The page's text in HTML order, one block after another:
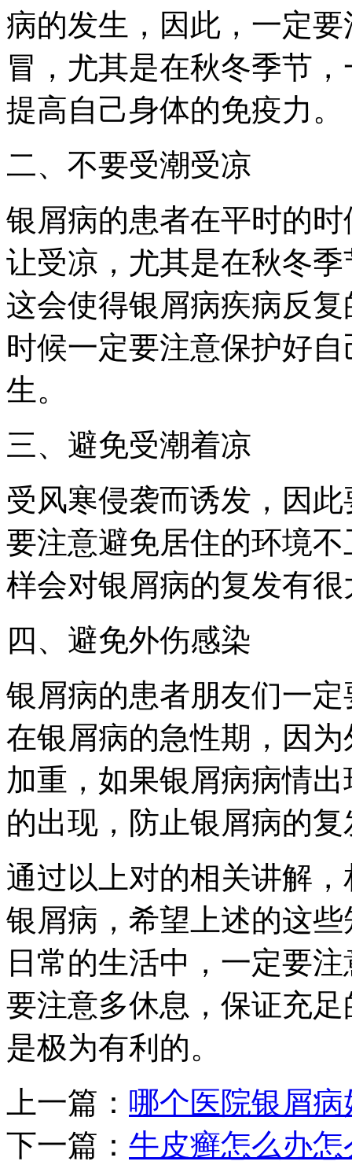
病的发生，因此，一定
冒，尤其是在秋冬季节
提高自己身体的免疫力。
二、不要受潮受凉
银屑病的患者在平时的
让受凉，尤其是在秋冬
这会使得银屑病疾病反
时候一定要注意保护好
生。
三、避免受潮着凉
受风寒侵袭而诱发，因
要注意避免居住的环境
样会对银屑病的复发有
四、避免外伤感染
银屑病的患者朋友们一
在银屑病的急性期，因
加重，如果银屑病病情
的出现，防止银屑病的复
通过以上对的相关讲解
银屑病，希望上述的这
日常的生活中，一定要
要注意多休息，保证充
是极为有利的。
上一篇： 哪个医院银屑
下一篇： 牛皮癣怎么办